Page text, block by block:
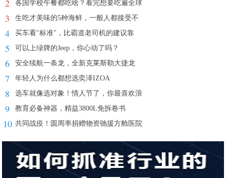
2 各国学校午餐都吃啥？看完想要吃遍全球
3 生吃才美味的5种海鲜，一般人都接受不
4 买车看"标准"，比霸道老司机的建议靠
5 可以上绿牌的Jeep，你心动了吗？
6 安全续航一条龙，全新克莱斯勒大捷龙
7 年轻人为什么都想选奕泽IZOA
8 选车就像选对象！情人节了，你最喜欢浪
9 教育必备神器，精益3800L免拆卷书
10 共同战疫！圆周率捐赠物资驰援方舱医院